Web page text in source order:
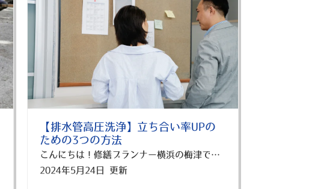
【排水管高圧洗浄】立ち合い率UPの
ための3つの方法
こんにちは！修繕プランナー横浜の梅津です。 前回の記事では、「マンション排水管の高圧洗浄の必要性」についてご紹介しました。 しかし、 「不在者が多くて実施率が悪い」 こんなお悩みをもつオーナー様や管理組合の皆様もいらっしゃると思います。 そんな皆さんのために、今回は排水管洗浄を効率よく実施し、立ち合い率を高める方法について詳しく解説します！ この記事を読むことで、どのように告知し協力を得るか、事前準備の重要性などがわかりますよ！ 1.排水管清掃のお知らせを掲示・ポスティングする 排水管洗浄を効果的に行うためには、事前の告知（1か月以上前がマスト！）が欠かせません。 まず、建物内の目立つ場所にお知らせを掲示することが重要です。 掲示物には、洗浄の日程、必要な準備、排水管洗浄の重要性を明記しましょう。 また、実施しないことで生じるリスクを記すことで、住民の理解を得やすくなります。 ポスティングの重要性 掲示物だけでなく、各戸に直接配布するポスティングも併用すると効果的です。 ポスティングは、住民の方が自宅でじっくりと情報を確認できるため、告知内容の浸透率が高まります。 また、ポスティング物には、掲示物と同様の情報を掲載し、住民の方が質問や不明点を解消できる連絡先を明記しましょう。 下記にサンプルを記載しますので、参考にしてみてください。 高圧洗浄業者から、より詳細な説明事項があれば一緒に投函しましょう。 令和〇年〇月〇日 居住者各位 〇〇マンション管理組合 配水管清掃のお知らせ 平素より、当マンションの管理運営にご協力いただき、誠にありがとうございます。この度、定期的な配水管清掃を以下の日時で実施することとなりましたのでお知らせいたします。 ◆日時: 20〇〇年〇月〇日（〇） 9:00～17:00 ◆各住戸の作業予定時間: ・1階： 9:00～10:30 ・2階： 10:30～12:00 ・3階： 12:00～13:30 ・4階： 13:30～15:00 ・5階： 15:00～16:30 漏水防止のため、階下の部屋より実施いたします。多少の時間差はご了承ください。 ◆作業範囲 台所、洗面、風呂場、洗濯場 ◆お願い ・清掃時に入居者の方は、ご在宅くださるようお願いいたします。 ・台所、洗面台、洗濯パン付近は片づけておいてください。 ご多忙のところ大変恐縮ではございますが、作業予定時間の間は各住戸にお立ち会いいただきますようお願い申し上げます。不在の場合は、作業ができない可能性があり、その結果、配水管の詰まりや故障などの問題が発生する恐れがございます。万が一、配水管清掃を実施しなかったことが原因で事故が発生した場合、賠償責任を負っていただくことになりますので、どうかご理解とご協力を賜りますようお願い申し上げます。 なお、やむを得ず不在にされる場合は、事前に管理人までご連絡いただければ、対応方法についてご相談させていただきます。 ご協力のほど、何卒よろしくお願い申し上げます。 ◆お問い合わせ先 管理人室： [管理人の連絡先] Email： [管理人のメールアドレス] 本件に関するご質問やご不明な点がございましたら、お気軽にお問い合わせください。 2.口頭で協力依頼をする 掲示物やポスティングに加え、口頭での協力依頼も効果的です。 管理人や管理組合のメンバーに住民が直接質問できる場をもうけることで、排水管高圧洗浄に対する理解を深める効果があります。 説明会の開催 説明会を開催することで、多くの住民に直接説明を行うことができます。 説明会では、洗浄の具体的な作業内容やその必要性、立ち合いの重要性について詳しく説明しましょう。 個別訪問の効果 特に前回の清掃時に実施ができなかった世帯には、個別訪問が有効です。 個別訪問は、住民一人ひとりに対して丁寧に説明することで、協力を得るチャンスとなります。 清掃の意義や、不在によるリスクを理解してもらいましょう。 前回の記事でリスクについては、紹介していますので参考にしてみてくださいね！ 3.事前に賃貸借契約書に盛り込む 排水管洗浄の実施と立ち合いをスムーズに行うためには、事前準備が重要です。 その一環として、賃貸借契約書に排水管洗浄に関する条項を盛り込むこともお勧めです。 これにより、新たに入居する住民の方にも排水管洗浄の重要性を周知することができます。 契約書に盛り込むべき内容 賃貸借契約書には、定期的な排水管洗浄の実施について明記しましょう。 （例）本物件において、全戸一斉に排水管清掃、消防点検、その他建物の維持管理に必要な作業が実施される際、入居者はこれを拒否することができません。万一、これを拒否した場合に生じた損害については、入居者がその責任を負うものとします。 さらに、具体的な実施頻度や、住民が協力すべき事項も記載することで、入居時点から洗浄の必要性を認識してもらえます。 また、立ち合いの重要性についても明記し、協力しもらいやすい環境を整えましょう。 新規入居者への説明 新規入居者には、契約書の内容を説明する際に、排水管洗浄の重要性と協力の必要性を口頭で伝えます。 この時点でしっかりと説明することで、後々のトラブルを防ぎ、スムーズな協力体制を築くことができます。 まとめ 排水管洗浄の立ち合い率を高めるためには、早めの告知、口頭での協力依頼、そして事前の準備が欠かせません。 掲示物やポスティングでの情報提供、 説明会や個別訪問での直接説明、 さらに賃貸借契約書への明記と新規入居者への説明を通じて、住民の理解と協力を得ることができますよ！ 横浜市でアパート・マンションの大規模修繕、外壁塗装、防水工事を検討している方は、是非この記事を参考にしてくださいね！ 修繕プランナー横浜では、横浜市でお客様にピッタリのプランを提案しています。 横浜市のアパート・マンションの大規模修繕、外壁塗装、防水工事は修繕プランナー横浜にお任せください！！ 横浜市で大規模修繕・防水工事の事でお悩みなら 分かりやすく、相談しやすい！ 横浜市内に大規模修繕が気軽に相談できるショールームOPEN中！ ▼来店予約はこちら！
2024年5月24日 更新